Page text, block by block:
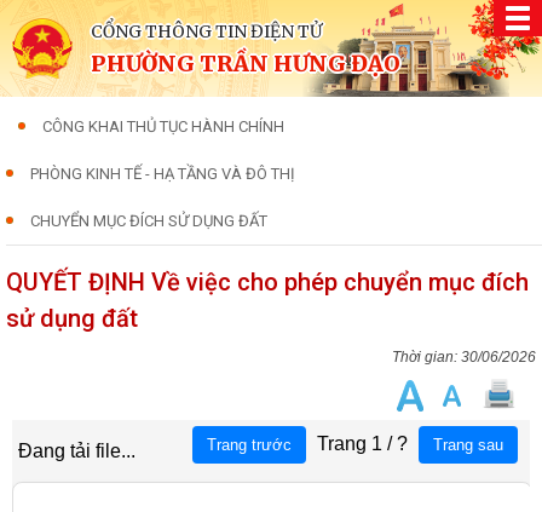
CỔNG THÔNG TIN ĐIỆN TỬ
PHƯỜNG TRẦN HƯNG ĐẠO
CÔNG KHAI THỦ TỤC HÀNH CHÍNH
PHÒNG KINH TẾ - HẠ TẦNG VÀ ĐÔ THỊ
CHUYỂN MỤC ĐÍCH SỬ DỤNG ĐẤT
QUYẾT ĐỊNH Về việc cho phép chuyển mục đích
sử dụng đất
30/06/2026